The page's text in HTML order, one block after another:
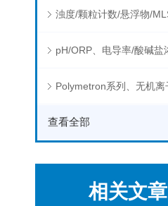
查看全部
相关文章